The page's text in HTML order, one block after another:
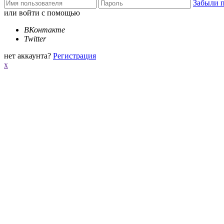
Забыли
или войти с помощью
ВКонтакте
Twitter
нет аккаунта? Регистрация
x